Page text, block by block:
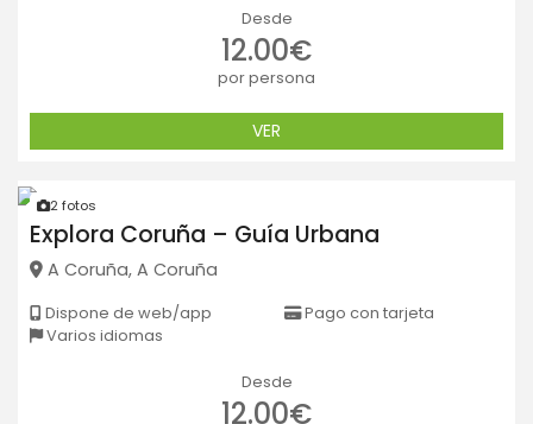
Desde
12.00€
por persona
VER
2 fotos
Explora Coruña – Guía Urbana
A Coruña, A Coruña
Dispone de web/app
Pago con tarjeta
Varios idiomas
Desde
12.00€